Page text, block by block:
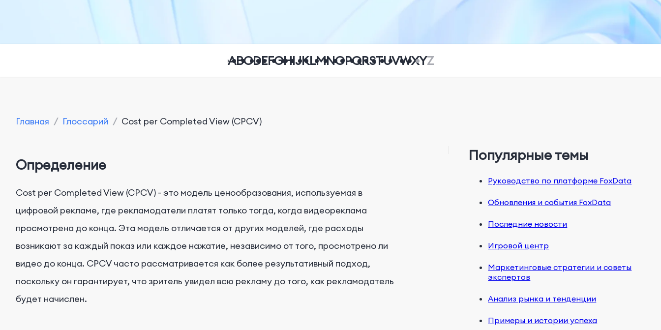
ABCDEFGHIJKLMNOPQRSTUVWXYZ
Главная / Глоссарий / Cost per Completed View (CPCV)
Определение
Cost per Completed View (CPCV) - это модель ценообразования, используемая в
цифровой рекламе, где рекламодатели платят только тогда, когда видеореклама
просмотрена до конца. Эта модель отличается от других моделей, где расходы
возникают за каждый показ или каждое нажатие, независимо от того, просмотрено ли
видео до конца. CPCV часто рассматривается как более результативный подход,
поскольку он гарантирует, что зритель увидел всю рекламу до того, как рекламодатель
будет начислен.
Популярные темы
Руководство по платформе FoxData
Обновления и события FoxData
Последние новости
Игровой центр
Маркетинговые стратегии и советы
экспертов
Анализ рынка и тенденции
Примеры и истории успеха